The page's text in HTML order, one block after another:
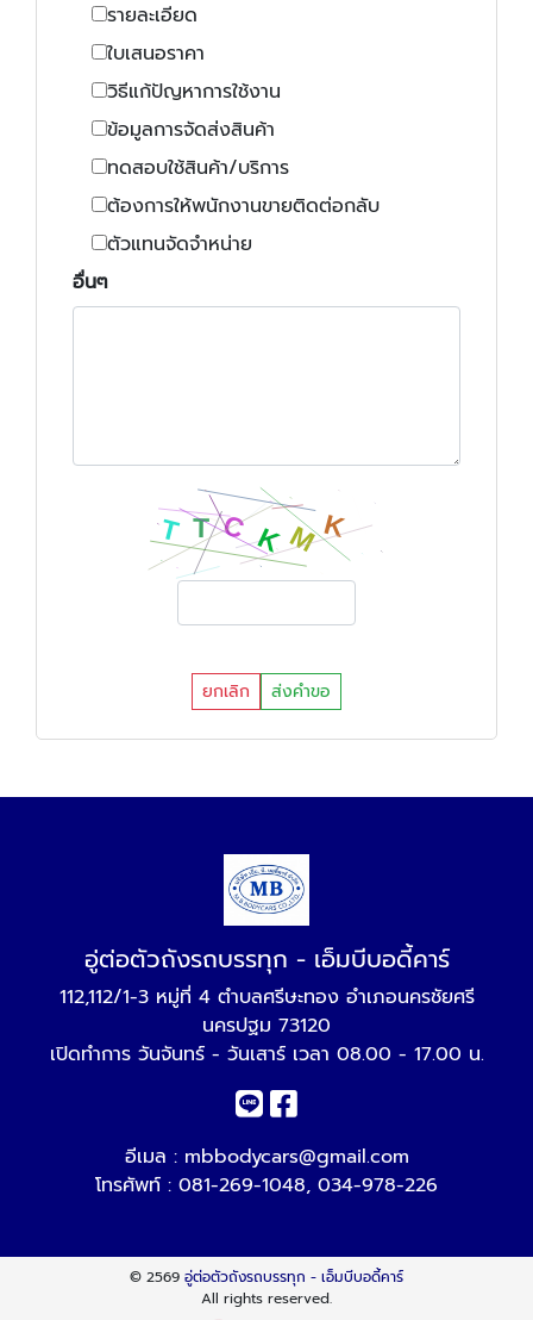
รายละเอียด
ใบเสนอราคา
วิธีแก้ปัญหาการใช้งาน
ข้อมูลการจัดส่งสินค้า
ทดสอบใช้สินค้า/บริการ
ต้องการให้พนักงานขายติดต่อกลับ
ตัวแทนจัดจำหน่าย
อื่นๆ
ยกเลิก ส่งคำขอ
อู่ต่อตัวถังรถบรรทุก - เอ็มบีบอดี้คาร์
112,112/1-3 หมู่ที่ 4 ตำบลศรีษะทอง อำเภอนครชัยศรี
นครปฐม 73120
เปิดทำการ วันจันทร์ - วันเสาร์ เวลา 08.00 - 17.00 น.
อีเมล : mbbodycars@gmail.com
โทรศัพท์ : 081-269-1048, 034-978-226
© 2569 อู่ต่อตัวถังรถบรรทุก - เอ็มบีบอดี้คาร์
All rights reserved.